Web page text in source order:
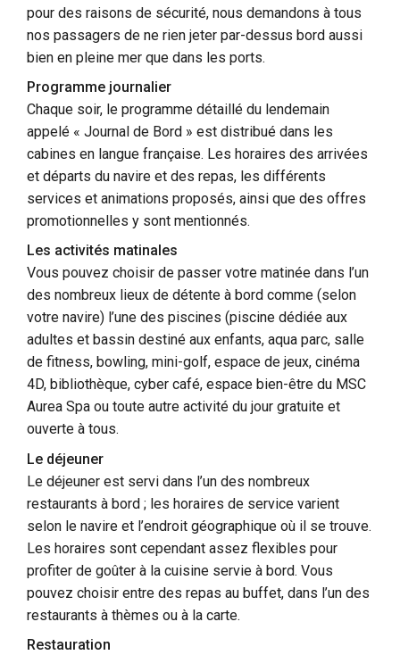
pour des raisons de sécurité, nous demandons à tous
nos passagers de ne rien jeter par-dessus bord aussi
bien en pleine mer que dans les ports.
Programme journalier
Chaque soir, le programme détaillé du lendemain
appelé « Journal de Bord » est distribué dans les
cabines en langue française. Les horaires des arrivées
et départs du navire et des repas, les différents
services et animations proposés, ainsi que des offres
promotionnelles y sont mentionnés.
Les activités matinales
Vous pouvez choisir de passer votre matinée dans l’un
des nombreux lieux de détente à bord comme (selon
votre navire) l’une des piscines (piscine dédiée aux
adultes et bassin destiné aux enfants, aqua parc, salle
de fitness, bowling, mini-golf, espace de jeux, cinéma
4D, bibliothèque, cyber café, espace bien-être du MSC
Aurea Spa ou toute autre activité du jour gratuite et
ouverte à tous.
Le déjeuner
Le déjeuner est servi dans l’un des nombreux
restaurants à bord ; les horaires de service varient
selon le navire et l’endroit géographique où il se trouve.
Les horaires sont cependant assez flexibles pour
profiter de goûter à la cuisine servie à bord. Vous
pouvez choisir entre des repas au buffet, dans l’un des
restaurants à thèmes ou à la carte.
Restauration